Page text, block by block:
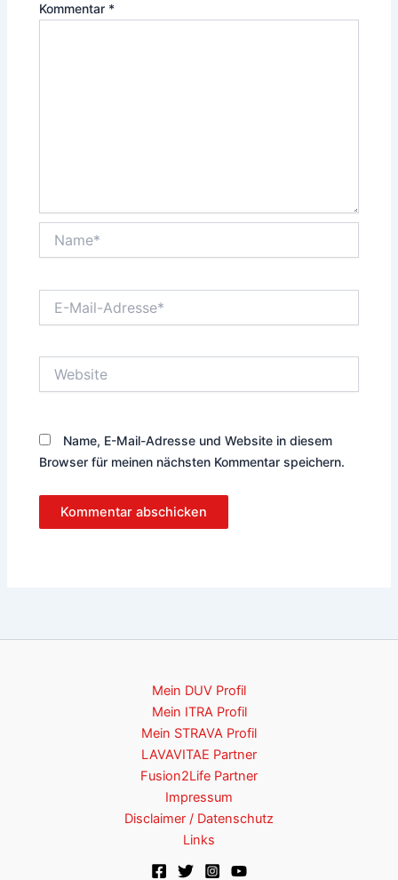
Kommentar *
Mail-
Name, E-Mail-Adresse und Website in diesem
Browser für meinen nächsten Kommentar speichern.
Mein DUV Profil
Mein ITRA Profil
Mein STRAVA Profil
LAVAVITAE Partner
Fusion2Life Partner
Impressum
Disclaimer / Datenschutz
Links